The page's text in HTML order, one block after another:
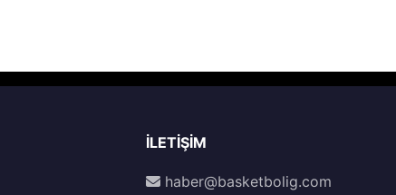
İLETIŞIM
haber@basketbolig.com